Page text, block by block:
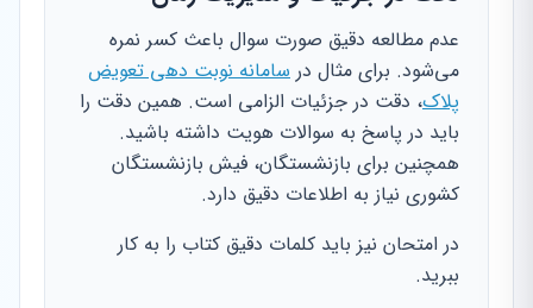
عدم مطالعه دقیق صورت سوال باعث کسر نمره
می‌شود. برای مثال در سامانه نوبت دهی تعویض
پلاک، دقت در جزئیات الزامی است. همین دقت را
باید در پاسخ به سوالات هویت داشته باشید.
همچنین برای بازنشستگان، فیش بازنشستگان
کشوری نیاز به اطلاعات دقیق دارد.
در امتحان نیز باید کلمات دقیق کتاب را به کار
ببرید.